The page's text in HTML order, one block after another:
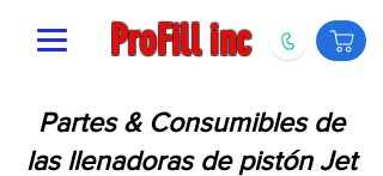
ProFill inc
Partes & Consumibles de
las llenadoras de pistón Jet